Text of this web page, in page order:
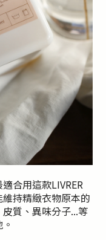
合用這款LIVRER
持精緻衣物原本的
質、異味分子...等